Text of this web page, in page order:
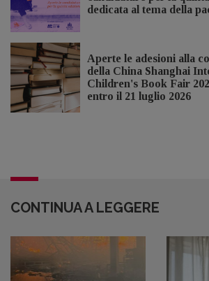
dedicata al tema della
Aperte le adesioni alla
della China Shanghai
Children's Book Fair
entro il 21 luglio 2026
CONTINUA A LEGGERE